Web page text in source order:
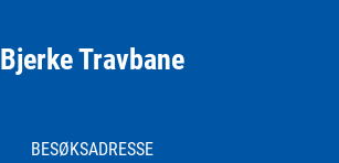
Bjerke Travbane
BESØKSADRESSE